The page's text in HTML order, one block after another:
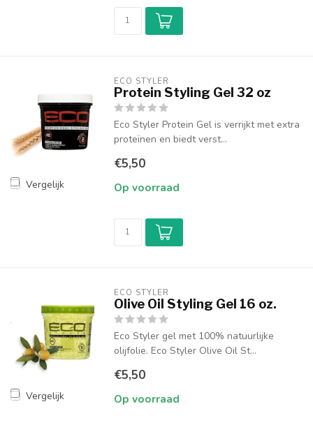
Vergelijk
ECO STYLER
Protein Styling Gel 32 oz
Eco Styler Protein Gel is verrijkt met extra
proteïnen en biedt verst...
€5,50
Op voorraad
Vergelijk
ECO STYLER
Olive Oil Styling Gel 16 oz.
Eco Styler gel met 100% natuurlijke
olijfolie. Eco Styler Olive Oil St...
€5,50
Op voorraad